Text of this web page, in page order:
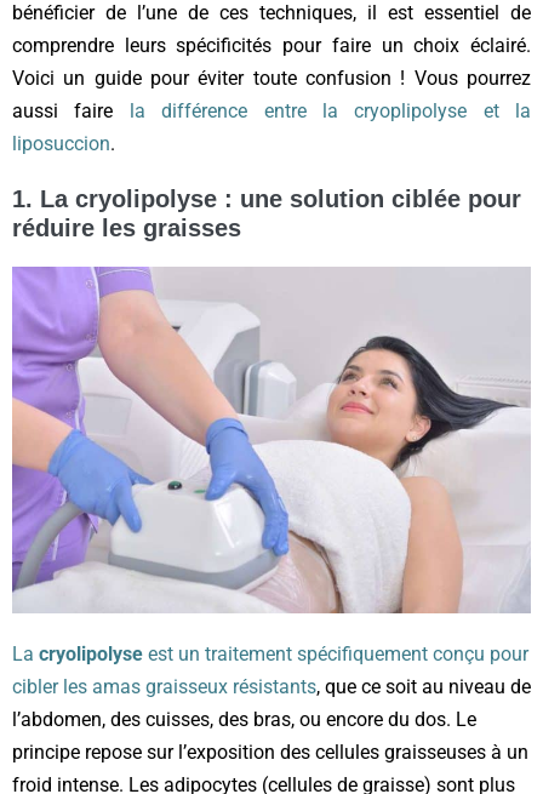
bénéficier de l’une de ces techniques, il est essentiel de
comprendre leurs spécificités pour faire un choix éclairé.
Voici un guide pour éviter toute confusion ! Vous pourrez
aussi faire la différence entre la cryoplipolyse et la
liposuccion.
1. La cryolipolyse : une solution ciblée pour
réduire les graisses
La cryolipolyse est un traitement spécifiquement conçu pour
cibler les amas graisseux résistants, que ce soit au niveau de
l’abdomen, des cuisses, des bras, ou encore du dos. Le
principe repose sur l’exposition des cellules graisseuses à un
froid intense. Les adipocytes (cellules de graisse) sont plus